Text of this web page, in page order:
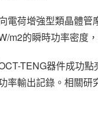
電荷增強型類晶體
m2的瞬時功率密度
TENG器件成功
率輸出記錄。相關研